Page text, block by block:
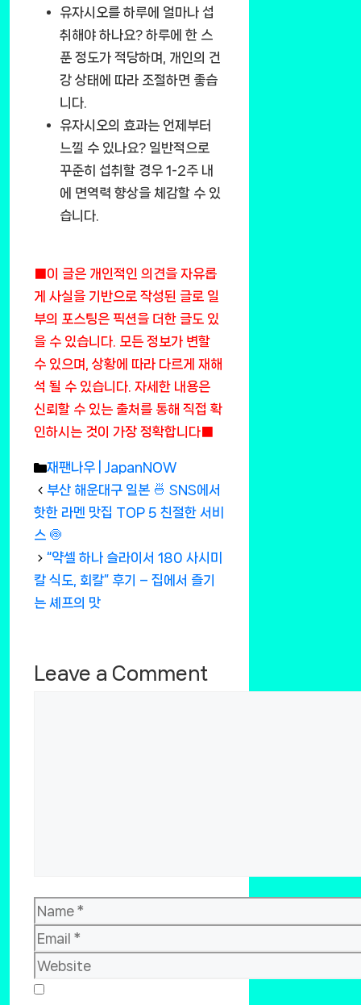
유자시오를 하루에 얼마나 섭
취해야 하나요? 하루에 한 스
푼 정도가 적당하며, 개인의 건
강 상태에 따라 조절하면 좋습
니다.
유자시오의 효과는 언제부터
느낄 수 있나요? 일반적으로
꾸준히 섭취할 경우 1-2주 내
에 면역력 향상을 체감할 수 있
습니다.
■이 글은 개인적인 의견을 자유롭
게 사실을 기반으로 작성된 글로 일
부의 포스팅은 픽션을 더한 글도 있
을 수 있습니다. 모든 정보가 변할
수 있으며, 상황에 따라 다르게 재해
석 될 수 있습니다. 자세한 내용은
신뢰할 수 있는 출처를 통해 직접 확
인하시는 것이 가장 정확합니다■
Categories
재팬나우 | JapanNOW
부산 해운대구 일본 🍜 SNS에서
핫한 라멘 맛집 TOP 5 친절한 서비
스 🍥
“약셀 하나 슬라이서 180 사시미
칼 식도, 회칼” 후기 – 집에서 즐기
는 셰프의 맛
Leave a Comment
Name
Email
Website